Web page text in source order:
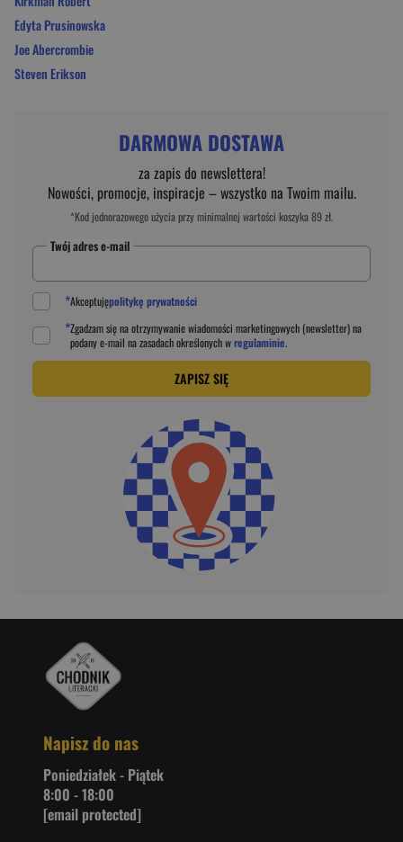
Edyta Prusinowska
Joe Abercrombie
Steven Erikson
DARMOWA DOSTAWA
za zapis do newslettera!
Nowości, promocje, inspiracje – wszystko na Twoim mailu.
*Kod jednorazowego użycia przy minimalnej wartości koszyka 89 zł.
Twój adres e-mail
*Akceptujępolitykę prywatności
*Zgadzam się na otrzymywanie wiadomości marketingowych (newsletter) na
podanye-mail na zasadach określonych wregulaminie.
ZAPISZ SIĘ
Napisz do nas
Poniedziałek - Piątek
8:00 - 18:00
[email protected]